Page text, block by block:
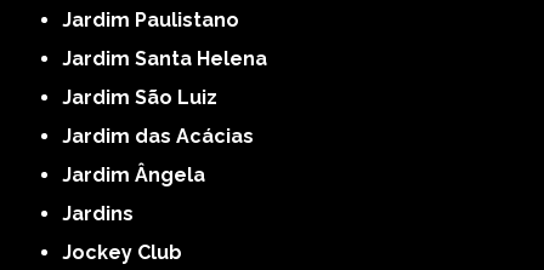
Jardim Paulistano
Jardim Santa Helena
Jardim São Luiz
Jardim das Acácias
Jardim Ângela
Jardins
Jockey Club